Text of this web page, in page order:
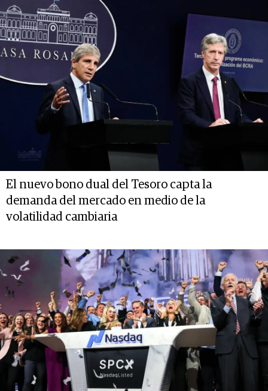
El nuevo bono dual del Tesoro capta la
demanda del mercado en medio de la
volatilidad cambiaria